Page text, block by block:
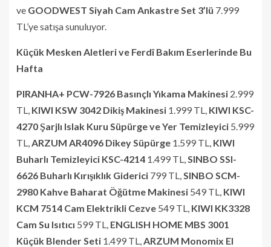
ve GOODWEST Siyah Cam Ankastre Set 3’lü 7.999
TL’ye satışa sunuluyor.
Küçük Mesken Aletleri ve Ferdî Bakım Eserlerinde Bu
Hafta
PIRANHA+ PCW-7926 Basınçlı Yıkama Makinesi 2.999
TL, KIWI KSW 3042 Dikiş Makinesi 1.999 TL, KIWI KSC-
4270 Şarjlı Islak Kuru Süpürge ve Yer Temizleyici 5.999
TL, ARZUM AR4096 Dikey Süpürge 1.599 TL, KIWI
Buharlı Temizleyici KSC-4214 1.499 TL, SINBO SSI-
6626 Buharlı Kırışıklık Giderici 799 TL, SINBO SCM-
2980 Kahve Baharat Öğütme Makinesi 549 TL, KIWI
KCM 7514 Cam Elektrikli Cezve 549 TL, KIWI KK3328
Cam Su Isıtıcı 599 TL, ENGLISH HOME MBS 3001
Küçük Blender Seti 1.499 TL, ARZUM Monomix El